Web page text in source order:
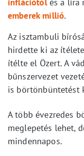
emberek millió.
Az isztambuli
hirdette ki az
ítélte el Özert. A
bűnszervezet
is börtönbüntetést
A több évezredes
meglepetés lehet,
mindennapos.